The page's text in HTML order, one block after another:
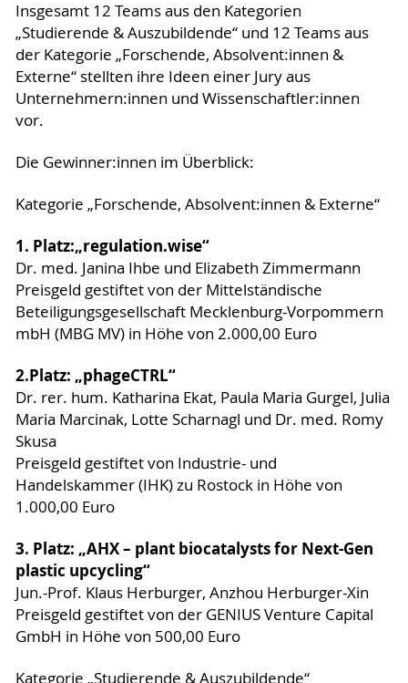
Insgesamt 12 Teams aus den Kategorien
„Studierende & Auszubildende“ und 12 Teams aus
der Kategorie „Forschende, Absolvent:innen &
Externe“ stellten ihre Ideen einer Jury aus
Unternehmern:innen und Wissenschaftler:innen
vor.
Die Gewinner:innen im Überblick:
Kategorie „Forschende, Absolvent:innen & Externe“
1. Platz:„regulation.wise“
Dr. med. Janina Ihbe und Elizabeth Zimmermann
Preisgeld gestiftet von der Mittelständische
Beteiligungsgesellschaft Mecklenburg-Vorpommern
mbH (MBG MV) in Höhe von 2.000,00 Euro
2.Platz: „phageCTRL“
Dr. rer. hum. Katharina Ekat, Paula Maria Gurgel, Julia
Maria Marcinak, Lotte Scharnagl und Dr. med. Romy
Skusa
Preisgeld gestiftet von Industrie- und
Handelskammer (IHK) zu Rostock in Höhe von
1.000,00 Euro
3. Platz: „AHX – plant biocatalysts for Next-Gen
plastic upcycling“
Jun.-Prof. Klaus Herburger, Anzhou Herburger-Xin
Preisgeld gestiftet von der GENIUS Venture Capital
GmbH in Höhe von 500,00 Euro
Kategorie „Studierende & Auszubildende“